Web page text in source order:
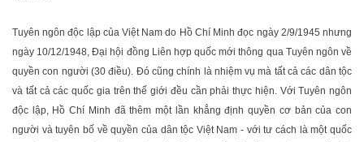
Tuyên ngôn độc lập của Việt Nam do Hồ Chí Minh đọc ngày 2/9/1945 nhưng
ngày 10/12/1948, Đại hội đồng Liên hợp quốc mới thông qua Tuyên ngôn về
quyền con người (30 điều). Đó cũng chính là nhiệm vụ mà tất cả các dân tộc
và tất cả các quốc gia trên thế giới đều cần phải thực hiện. Với Tuyên ngôn
độc lập, Hồ Chí Minh đã thêm một lần khẳng định quyền cơ bản của con
người và tuyên bố về quyền của dân tộc Việt Nam - với tư cách là một quốc